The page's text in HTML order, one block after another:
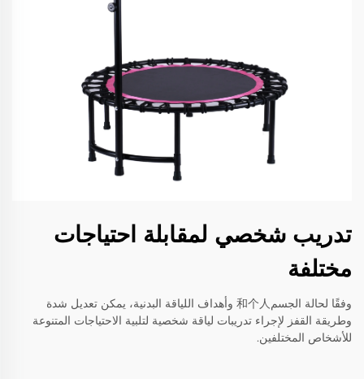
تدريب شخصي لمقابلة احتياجات
مختلفة
وفقًا لحالة الجسم和个人 وأهداف اللياقة البدنية، يمكن تعديل شدة
وطريقة القفز لإجراء تدريبات لياقة شخصية لتلبية الاحتياجات المتنوعة
للأشخاص المختلفين.